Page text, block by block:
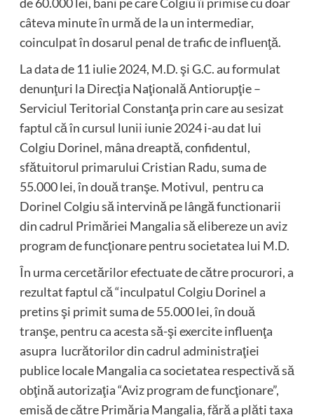
câteva minute în urmă de la un intermediar,
coinculpat în dosarul penal de trafic de influenţă.
La data de 11 iulie 2024, M.D. şi G.C. au formulat
denunţuri la Direcţia Naţională Antiorupţie –
Serviciul Teritorial Constanţa prin care au sesizat
faptul că în cursul lunii iunie 2024 i-au dat lui
Colgiu Dorinel, mâna dreaptă, confidentul,
sfătuitorul primarului Cristian Radu, suma de
55.000 lei, în două tranşe. Motivul, pentru ca
Dorinel Colgiu să intervină pe lângă functionarii
din cadrul Primăriei Mangalia să elibereze un aviz
program de funcţionare pentru societatea lui M.D.
În urma cercetărilor efectuate de către procurori, a
rezultat faptul că “inculpatul Colgiu Dorinel a
pretins şi primit suma de 55.000 lei, în două
tranşe, pentru ca acesta să-şi exercite influenţa
asupra lucrătorilor din cadrul administraţiei
publice locale Mangalia ca societatea respectivă să
obţină autorizaţia “Aviz program de funcţionare”,
emisă de către Primăria Mangalia, fără a plăti taxa